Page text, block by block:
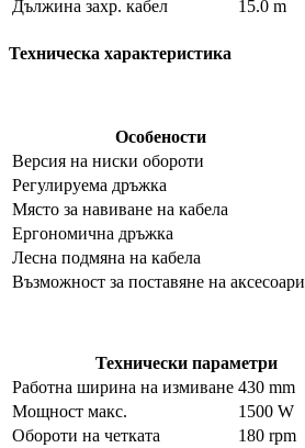
Дължина захр. кабел
15.0 m
Техническа характеристика
Особености
Версия на ниски обороти
Регулируема дръжка
Място за навиване на кабела
Ергономична дръжка
Лесна подмяна на кабела
Възможност за поставяне на аксесоари
Технически параметри
Работна ширина на измиване 430 mm
Мощност макс.
1500 W
Обороти на четката
180 rpm